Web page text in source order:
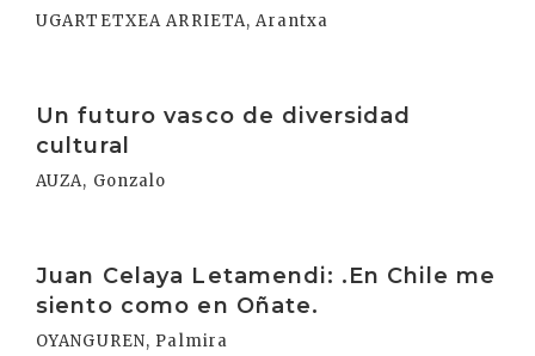
UGARTETXEA ARRIETA, Arantxa
Un futuro vasco de diversidad
cultural
AUZA, Gonzalo
Juan Celaya Letamendi: .En Chile me
siento como en Oñate.
OYANGUREN, Palmira